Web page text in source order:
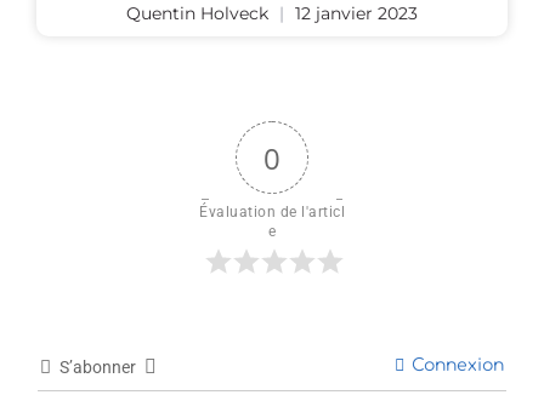
Quentin Holveck 12 janvier 2023
0
Évaluation de l'articl
e
S’abonner Connexion